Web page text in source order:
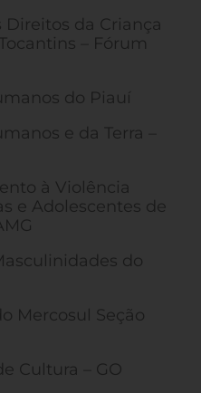
Direitos da Criança
– Fórum
do Piauí
e da Terra –
à Violência
e Adolescentes de
do
Mercosul Seção
Cultura – GO